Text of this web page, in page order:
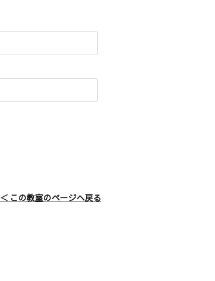
＜ この教室のページへ戻る